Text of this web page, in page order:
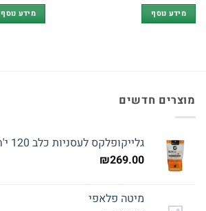
מידע נוסף מידע נוסף
מוצרים חדשים
גלייקופלקס לעסניות כלב 120 י'ח 870 גרם בקופסה
₪269.00
מיטה פלאפי